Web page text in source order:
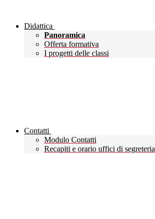
Didattica
Panoramica
Offerta formativa
I progetti delle classi
Contatti
Modulo Contatti
Recapiti e orario uffici di segreteria